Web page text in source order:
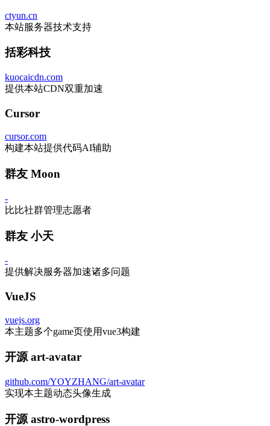
ctyun.cn
本站服务器技术支持
括彩科技
kuocaicdn.com
提供本站CDN双重加速
Cursor
cursor.com
构建本站提供代码AI辅助
群友 Moon
-
比比社群管理志愿者
群友 小天
-
提供解决服务器加速诸多问题
VueJS
vuejs.org
本主题多个game页使用vue3构建
开源 art-avatar
github.com/YOYZHANG/art-avatar
实现本主题动态头像生成
开源 astro-wordpress